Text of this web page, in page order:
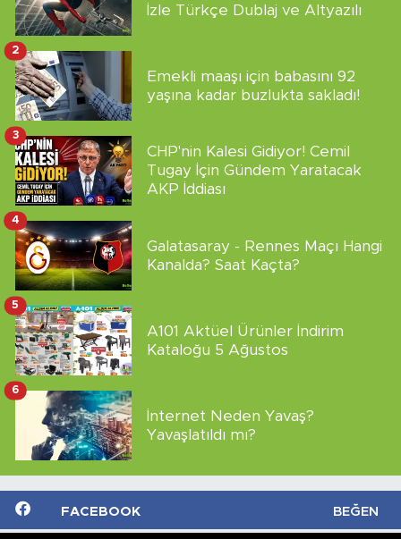
İzle Türkçe Dublaj ve Altyazılı
Emekli maaşı için babasını 92
yaşına kadar buzlukta sakladı!
2
CHP'nin Kalesi Gidiyor! Cemil
Tugay İçin Gündem Yaratacak
AKP İddiası
3
Galatasaray - Rennes Maçı Hangi
Kanalda? Saat Kaçta?
4
A101 Aktüel Ürünler İndirim
Kataloğu 5 Ağustos
5
İnternet Neden Yavaş?
Yavaşlatıldı mı?
6
FACEBOOK BEĞEN